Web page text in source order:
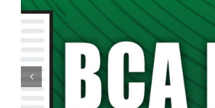
BCA Ballot for the Executive